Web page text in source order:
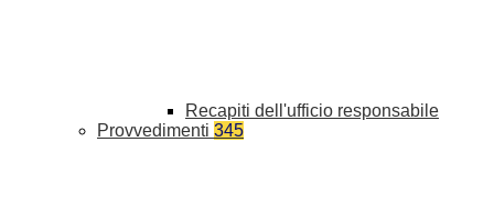
Recapiti dell'ufficio responsabile
Provvedimenti 345